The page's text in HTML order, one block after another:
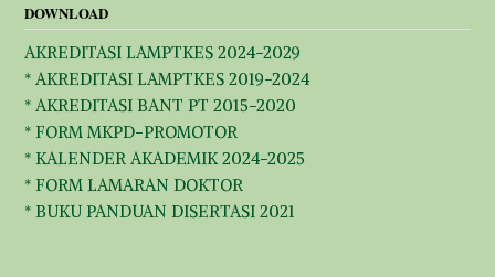
DOWNLOAD
AKREDITASI LAMPTKES 2024-2029
* AKREDITASI LAMPTKES 2019-2024
* AKREDITASI BANT PT 2015-2020
* FORM MKPD-PROMOTOR
* KALENDER AKADEMIK 2024-2025
* FORM LAMARAN DOKTOR
* BUKU PANDUAN DISERTASI 2021